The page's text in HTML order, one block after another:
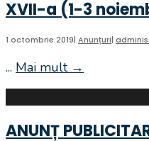
viață!
ȘCOALĂ.
CURSURI
DE
ISTORIE
NATURALĂ”
se
XVII-a (1-3
1 octombrie 2019| Anunțuri|
... Mai mult →
de
înscriere
ANUNȚ